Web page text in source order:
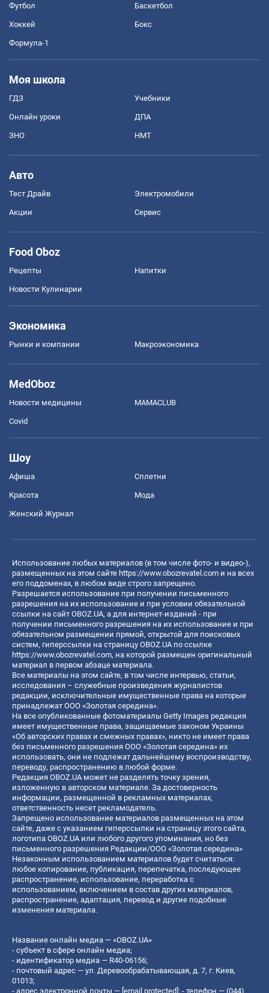
Футбол Баскетбол
Хоккей Бокс
Формула-1
Моя школа
ГДЗ Учебники
Онлайн уроки ДПА
ЗНО НМТ
Авто
Тест Драйв Электромобили
Акции Сервис
Food Oboz
Рецепты Напитки
Новости Кулинарии
Экономика
Рынки и компании Mакроэкономика
MedOboz
Новости медицины MAMACLUB
Covid
Шоу
Афиша Сплетни
Красота Мода
Женский Журнал
Использование любых материалов (в том числе фото- и видео-),
размещенных на этом сайте https://www.obozrevatel.com и на всех
его поддоменах, в любом виде строго запрещено.
Разрешается использование при получении письменного
разрешения на их использование и при условии обязательной
ссылки на сайт OBOZ.UA, а для интернет-изданий - при
получении письменного разрешения на их использование и при
обязательном размещении прямой, открытой для поисковых
систем, гиперссылки на страницу OBOZ.UA по ссылке
https://www.obozrevatel.com, на которой размещен оригинальный
материал в первом абзаце материала.
Все материалы на этом сайте, в том числе интервью, статьи,
исследования – служебные произведения журналистов
редакции, исключительные имущественные права на которые
принадлежат ООО «Золотая середина».
На все опубликованные фотоматериалы Getty Images редакция
имеет имущественные права, защищаемые законом Украины
«Об авторских правах и смежных правах», никто не имеет права
без письменного разрешения ООО «Золотая середина» их
использовать, они не подлежат дальнейшему воспроизводству,
переводу, распространению в любой форме.
Редакция OBOZ.UA может не разделять точку зрения,
изложенную в авторском материале. За достоверность
информации, размещенной в рекламных материалах,
ответственность несет рекламодатель.
Запрещено использование материалов размещенных на этом
сайте, даже с указанием гиперссылки на страницу этого сайта,
логотипа OBOZ.UA или любого другого упоминания, но без
письменного разрешения Редакции/ООО «Золотая середина»
Незаконным использованием материалов будет считаться:
любое копирование, публикация, перепечатка, последующее
распространение, использование, переработка с
использованием, включением в состав других материалов,
распространение, адаптация, перевод и другие подобные
изменения материала.
Название онлайн медиа — «OBOZ.UA»
- субъект в сфере онлайн медиа;
- идентификатор медиа — R40-06156;
- почтовый адрес — ул. Деревообрабатывающая, д. 7, г. Киев,
01013;
- адрес электронной почты — [email protected]; - телефон — (044)